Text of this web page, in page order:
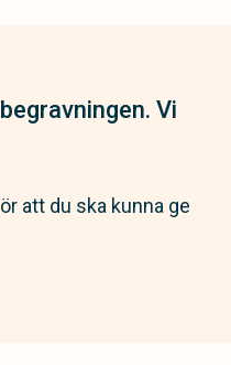
Vi
att du ska kunna ge